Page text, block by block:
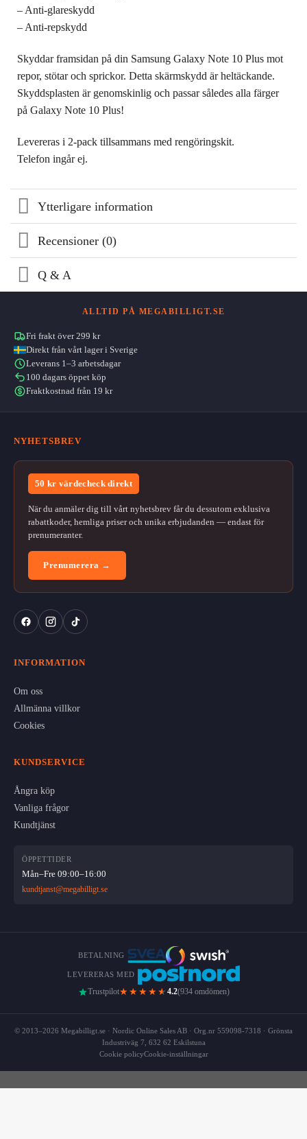
– Anti-glareskydd
– Anti-repskydd
Skyddar framsidan på din Samsung Galaxy Note 10 Plus mot
repor, stötar och sprickor. Detta skärmskydd är heltäckande.
Skyddsplasten är genomskinlig och passar således alla färger
på Galaxy Note 10 Plus!
Levereras i 2-pack tillsammans med rengöringskit.
Telefon ingår ej.
Ytterligare information
Recensioner (0)
Q & A
ALLTID PÅ MEGABILLIGT.SE
Fri frakt över 299 kr
Direkt från vårt lager i Sverige
Leverans 1–3 arbetsdagar
100 dagars öppet köp
Fraktkostnad från 19 kr
NYHETSBREV
50 kr värdecheck direkt
När du anmäler dig till vårt nyhetsbrev får du dessutom exklusiva
rabattkoder, hemliga priser och unika erbjudanden — endast för
prenumeranter.
Prenumerera →
INFORMATION
Om oss
Allmänna villkor
Cookies
KUNDSERVICE
Ångra köp
Vanliga frågor
Kundtjänst
ÖPPETTIDER
Mån–Fre 09:00–16:00
kundtjanst@megabilligt.se
BETALNING
LEVERERAS MED
Trustpilot★★★★ ★ 4.2(934 omdömen)
© 2013–2026 Megabilligt.se · Nordic Online Sales AB · Org.nr 559098-7318 · Grönsta
Industriväg 7, 632 62 Eskilstuna
Cookie policyCookie-inställningar